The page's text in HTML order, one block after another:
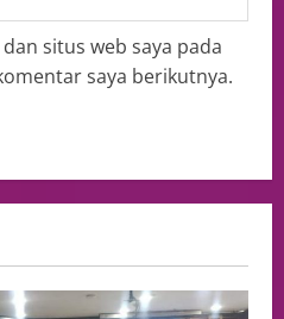
situs web saya pada
saya berikutnya.